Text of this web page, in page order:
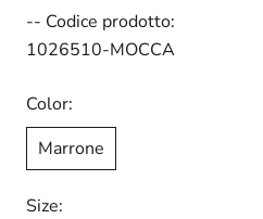
-- Codice prodotto:
1026510-MOCCA
Color:
Marrone
Size: